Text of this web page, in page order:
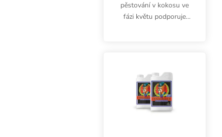
pěstování v kokosu ve
fázi květu podporuje
obsahuje dusík, fosfor,...